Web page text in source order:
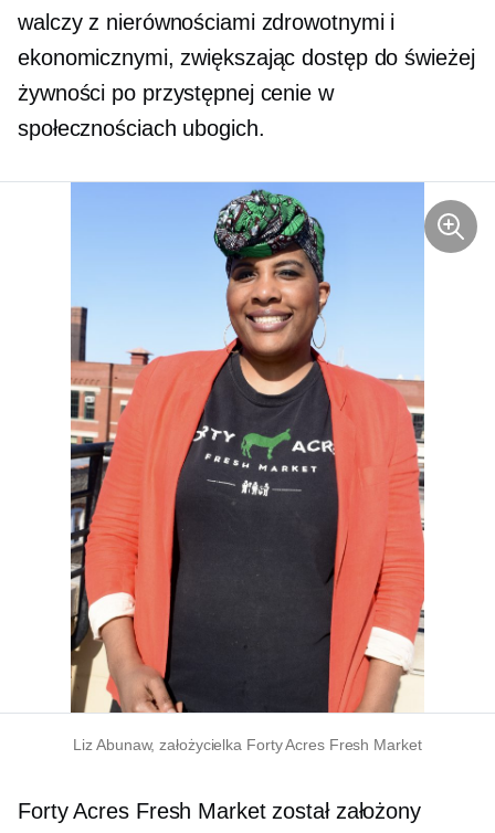
walczy z nierównościami zdrowotnymi i
ekonomicznymi, zwiększając dostęp do świeżej
żywności po przystępnej cenie w
społecznościach ubogich.
Liz Abunaw, założycielka Forty Acres Fresh Market
Forty Acres Fresh Market został założony